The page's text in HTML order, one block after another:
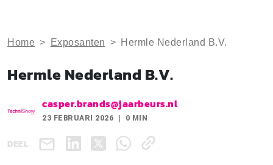
Home > Exposanten > Hermle Nederland B.V.
Hermle Nederland B.V.
casper.brands@jaarbeurs.nl
23 FEBRUARI 2026 0 MIN
DEEL